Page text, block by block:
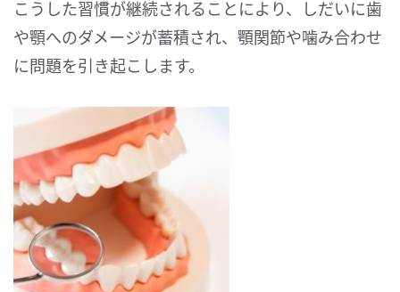
こうした習慣が継続されることにより、しだいに歯
や顎へのダメージが蓄積され、顎関節や噛み合わせ
に問題を引き起こします。